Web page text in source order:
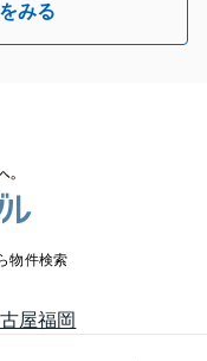
みる
物件検索
屋福岡